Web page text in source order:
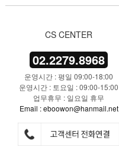
CS CENTER
02.2279.8968
운영시간 : 평일 09:00-18:00
운영시간 : 토요일 : 09:00-15:00
업무휴무 : 일요일 휴무
Email : eboowon@hanmail.net